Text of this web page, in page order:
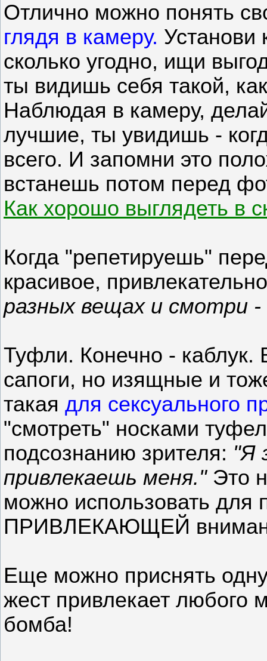
Отлично можно понять
глядя в камеру. Установи
сколько угодно, ищи
ты видишь себя такой,
Наблюдая в камеру,
лучшие, ты увидишь -
всего. И запомни это
встанешь потом перед
Как хорошо выглядеть в
Когда "репетируешь"
красивое,
разных вещах и смотри
Туфли. Конечно - каблук.
сапоги, но изящные и
такая для сексуального
"смотреть" носками
подсознанию зрителя: "Я
привлекаешь меня."Это
можно использовать для
ПРИВЛЕКАЮЩЕЙ
Еще можно приснять одну
жест привлекает любого
бомба!